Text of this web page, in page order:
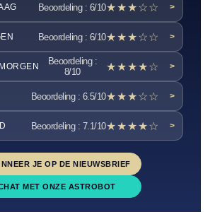
Beoordeling : 6/10★★★☆☆ >
Beoordeling : 6/10★★★☆☆ >
Beoordeling :
8/10
★★★★☆ >
Beoordeling : 6.5/10★★★☆☆ >
Beoordeling : 7.1/10★★★★☆ >
JE OP DE NIEUWSBRIEF
MET ONZE ASTROBOT